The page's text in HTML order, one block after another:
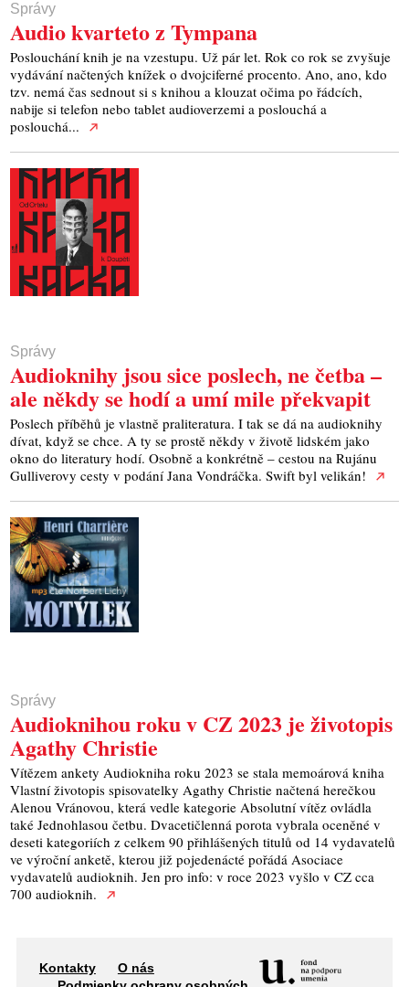
Správy
Audio kvarteto z Tympana
Poslouchání knih je na vzestupu. Už pár let. Rok co rok se zvyšuje
vydávání načtených knížek o dvojciferné procento. Ano, ano, kdo
tzv. nemá čas sednout si s knihou a klouzat očima po řádcích,
nabije si telefon nebo tablet audioverzemi a poslouchá a
poslouchá...
Správy
Audioknihy jsou sice poslech, ne četba –
ale někdy se hodí a umí mile překvapit
Poslech příběhů je vlastně praliteratura. I tak se dá na audioknihy
dívat, když se chce. A ty se prostě někdy v životě lidském jako
okno do literatury hodí. Osobně a konkrétně – cestou na Rujánu
Gulliverovy cesty v podání Jana Vondráčka. Swift byl velikán!
Správy
Audioknihou roku v CZ 2023 je životopis
Agathy Christie
Vítězem ankety Audiokniha roku 2023 se stala memoárová kniha
Vlastní životopis spisovatelky Agathy Christie načtená herečkou
Alenou Vránovou, která vedle kategorie Absolutní vítěz ovládla
také Jednohlasou četbu. Dvacetičlenná porota vybrala oceněné v
deseti kategoriích z celkem 90 přihlášených titulů od 14 vydavatelů
ve výroční anketě, kterou již pojedenácté pořádá Asociace
vydavatelů audioknih. Jen pro info: v roce 2023 vyšlo v CZ cca
700 audioknih.
Kontakty
O nás